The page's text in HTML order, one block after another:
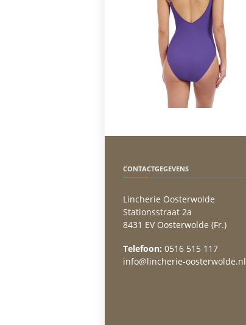
CONTACTGEGEVENS
Lincherie Oosterwolde
Stationsstraat 2a
8431 EV Oosterwolde (Fr.)
Telefoon: 0516 515 117
info@lincherie-oosterwolde.nl